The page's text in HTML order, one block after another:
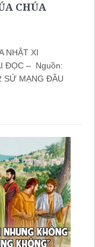
CHÚA
NHẬT XI
ĐỌC – Nguồn:
SỨ MẠNG ĐẦU